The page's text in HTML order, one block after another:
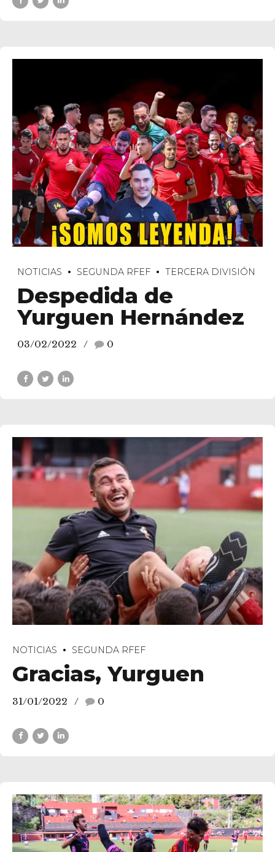
NOTICIAS SEGUNDA RFEF TERCERA DIVISIÓN
Despedida de
Yurguen Hernández
03/02/2022 0
NOTICIAS SEGUNDA RFEF
Gracias, Yurguen
31/01/2022 0